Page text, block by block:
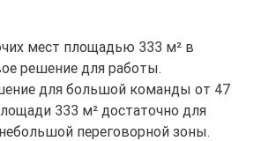
мест площадью 333 м² в
решение для работы.
для большой команды от 47
333 м² достаточно для
переговорной зоны.